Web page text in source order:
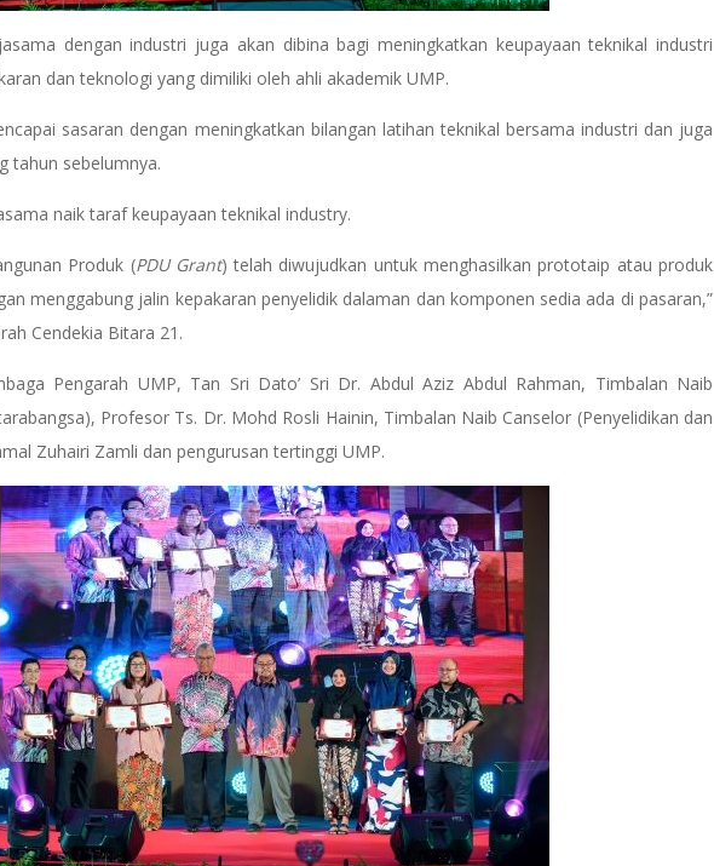
dengan industri juga akan dibina bagi meningkatkan keupayaan teknikal industri
dan teknologi yang dimiliki oleh ahli akademik UMP.
sasaran dengan meningkatkan bilangan latihan teknikal bersama industri dan juga
tahun sebelumnya.
naik taraf keupayaan teknikal industry.
Produk (PDU Grant) telah diwujudkan untuk menghasilkan prototaip atau produk
menggabung jalin kepakaran penyelidik dalaman dan komponen sedia ada di pasaran,”
Cendekia Bitara 21.
Pengarah UMP, Tan Sri Dato’ Sri Dr. Abdul Aziz Abdul Rahman, Timbalan Naib
Profesor Ts. Dr. Mohd Rosli Hainin, Timbalan Naib Canselor (Penyelidikan dan
Zuhairi Zamli dan pengurusan tertinggi UMP.